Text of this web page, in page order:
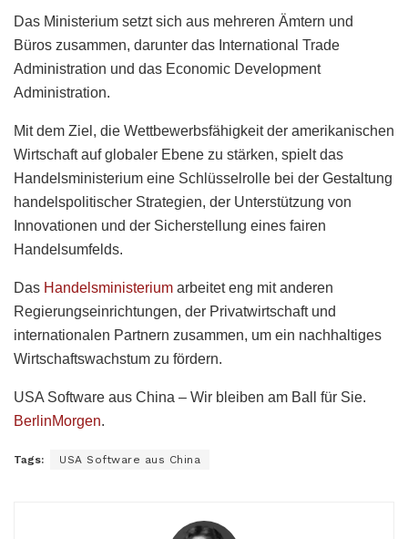
Das Ministerium setzt sich aus mehreren Ämtern und
Büros zusammen, darunter das International Trade
Administration und das Economic Development
Administration.
Mit dem Ziel, die Wettbewerbsfähigkeit der amerikanischen
Wirtschaft auf globaler Ebene zu stärken, spielt das
Handelsministerium eine Schlüsselrolle bei der Gestaltung
handelspolitischer Strategien, der Unterstützung von
Innovationen und der Sicherstellung eines fairen
Handelsumfelds.
Das Handelsministerium arbeitet eng mit anderen
Regierungseinrichtungen, der Privatwirtschaft und
internationalen Partnern zusammen, um ein nachhaltiges
Wirtschaftswachstum zu fördern.
USA Software aus China – Wir bleiben am Ball für Sie.
BerlinMorgen.
Tags: USA Software aus China